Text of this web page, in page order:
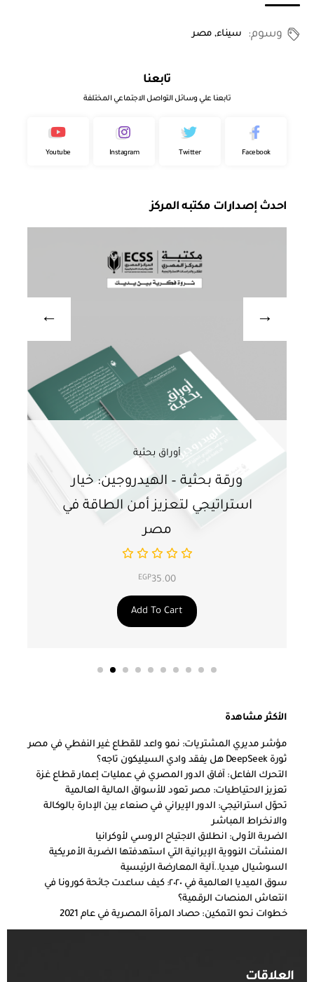
وسوم: سيناء,مصر
تابعنا
تابعنا علي وسائل التواصل الاجتماعي المختلفة
Facebook
Twitter
Instagram
Youtube
احدث إصدارات مكتبه المركز
أوراق بحثية
ورقة بحثية – الهيدروجين: خيار
استراتيجي لتعزيز أمن الطاقة في
مصر
EGP35.00
Add To Cart
الأكثر مشاهدة
مؤشر مديري المشتريات: نمو واعد للقطاع غير النفطي في مصر
ثورة DeepSeek هل يفقد وادي السيليكون تاجه؟
التحرك الفاعل: آفاق الدور المصري في عمليات إعمار قطاع غزة
تعزيز الاحتياطيات: مصر تعود للأسواق المالية العالمية
تحوّل استراتيجي: الدور الإيراني في صنعاء بين الإدارة بالوكالة
والانخراط المباشر
الضربة الأولى: انطلاق الاجتياح الروسي لأوكرانيا
المنشآت النووية الإيرانية التي استهدفتها الضربة الأمريكية
السوشيال ميديا..آلية المعارضة الرئيسية
سوق الميديا العالمية في ٢٠٢٠: كيف ساعدت جائحة كورونا في
انتعاش المنصات الرقمية؟
خطوات نحو التمكين: حصاد المرأة المصرية في عام 2021
العلاقات